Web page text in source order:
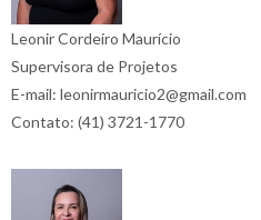
Leonir Cordeiro Maurício
Supervisora de Projetos
E-mail: leonirmauricio2@gmail.com
Contato: (41) 3721-1770